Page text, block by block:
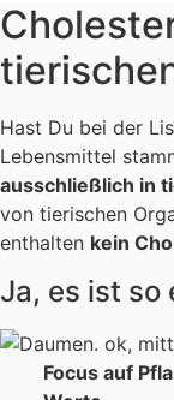
Hast Du bei der
Lebensmittel
ausschließlich in
von tierischen
enthalten kein
Ja, es ist so
Focus auf